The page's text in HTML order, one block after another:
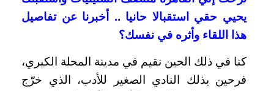
يحيي حقي استقبالا حانيا .. أخبرنا عن تفاصيل
هذا اللقاء وأثره في نفسك؟
كنا في ذلك الحين نقيم في مدينة المحلة الكبري،
فرحين بذلك النادي الصغير للأدب، الذي خرّج